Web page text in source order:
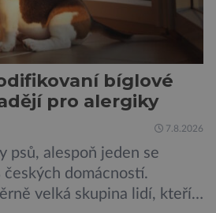
bíglové
pro alergiky
7.8.2026
psů, alespoň jeden se
domácností.
velká skupina lidí, kteří